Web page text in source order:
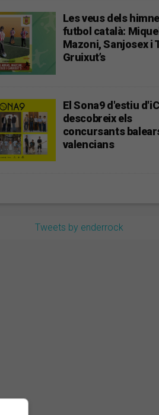
Les veus dels
futbol català:
Mazoni, Sanjosex i
Gruixut’s
El Sona9 d'estiu
descobreix els
concursants
valencians
Tweets by enderrock